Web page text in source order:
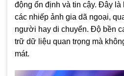
động ổn định và tin cậy. Đây
các nhiếp ảnh gia dã ngoại,
người hay di chuyển. Độ bền
trữ dữ liệu quan trọng mà
mát.